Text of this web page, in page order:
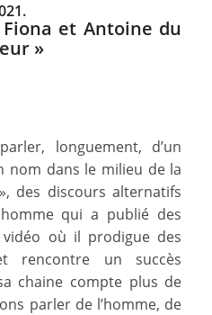
et Antoine du
»
longuement, d’un
nom dans le milieu de la
des discours alternatifs
qui a publié des
vidéo où il prodigue des
rencontre un succès
chaine compte plus de
parler de l’homme, de